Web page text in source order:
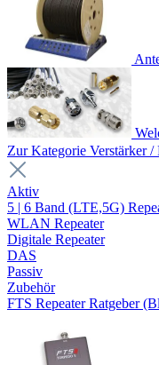
Zur Kategorie Verstärker /
Aktiv
5 | 6 Band (LTE,5G)
WLAN Repeater
Digitale Repeater
DAS
Passiv
Zubehör
FTS Repeater Ratgeber